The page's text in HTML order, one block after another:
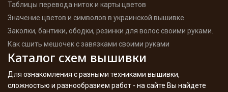
Таблицы перевода ниток и карты цветов
Значение цветов и символов в украинской вышивке
Заколки, бантики, ободки, резинки для волос своими руками.
Как сшить мешочек с завязками своими руками
Каталог схем вышивки
Для ознакомления с разными техниками вышивки,
сложностью и разнообразием работ - на сайте Вы найдете